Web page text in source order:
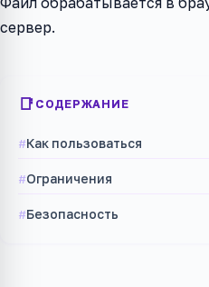
сервер.
СОДЕРЖАНИЕ
Как пользоваться
Ограничения
Безопасность